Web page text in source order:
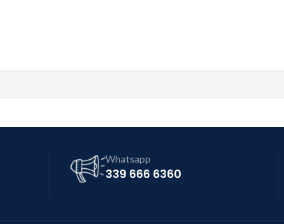
Whatsapp
339 666 6360